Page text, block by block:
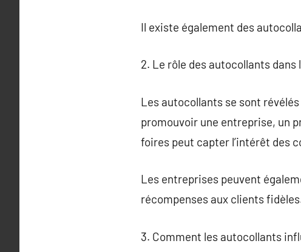
Il existe également des
2. Le rôle des autocollants
Les autocollants se sont
promouvoir une entreprise, un
foires peut capter l’intérêt des
Les entreprises peuvent
récompenses aux clients
3. Comment les autocollants